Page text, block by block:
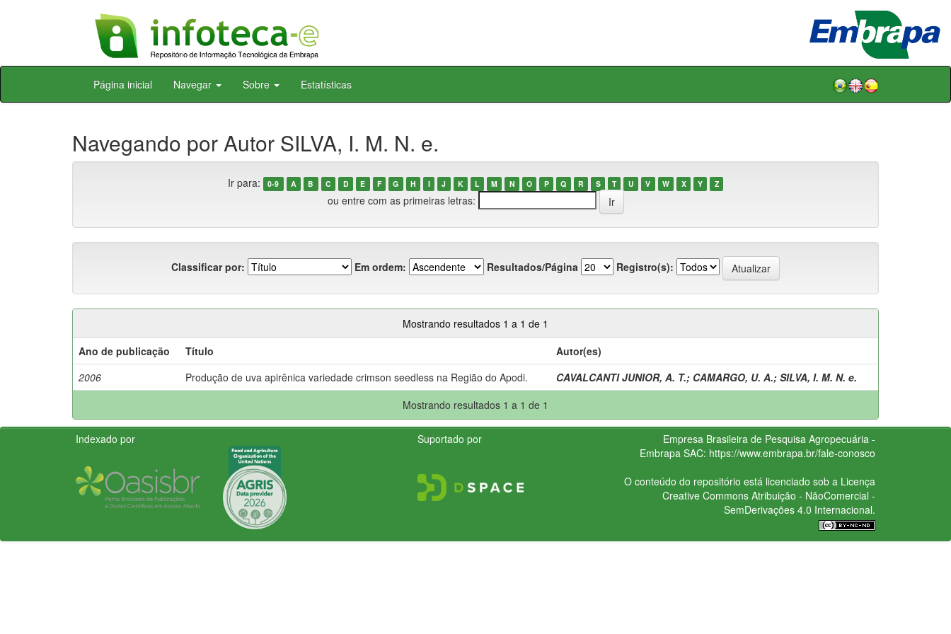
Skip
Página inicial Navegar Sobre Estatísticas
Navegando por Autor SILVA, I. M. N. e.
Ir para: 0-9 A B C D E F G H I J K L M N O P Q R S T U V W X Y Z
ou entre com as primeiras letras:
Classificar por: Em ordem: Resultados/Página Registro(s):
Mostrando resultados 1 a 1 de 1
Ano de publicação
Título
Autor(es)
2006
Produção de uva apirênica variedade crimson seedless na Região do Apodi. CAVALCANTI JUNIOR, A. T.; CAMARGO, U. A.; SILVA, I. M. N. e.
Mostrando resultados 1 a 1 de 1
Indexado por Suportado por
Empresa Brasileira de Pesquisa Agropecuária -
Embrapa SAC: https://www.embrapa.br/fale-conosco
O conteúdo do repositório está licenciado sob a Licença
Creative CommonsAtribuição - NãoComercial -
SemDerivações 4.0 Internacional.